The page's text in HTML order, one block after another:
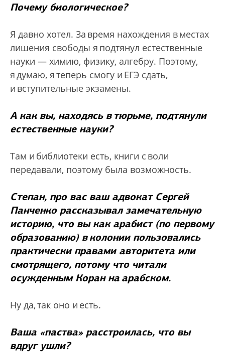
Почему биологическое?
Я давно хотел. За время нахождения в местах
лишения свободы я подтянул естественные
науки — химию, физику, алгебру. Поэтому,
я думаю, я теперь смогу и ЕГЭ сдать,
и вступительные экзамены.
А как вы, находясь в тюрьме, подтянули
естественные науки?
Там и библиотеки есть, книги с воли
передавали, поэтому была возможность.
Степан, про вас ваш адвокат Сергей
Панченко рассказывал замечательную
историю, что вы как арабист (по первому
образованию) в колонии пользовались
практически правами авторитета или
смотрящего, потому что читали
осужденным Коран на арабском.
Ну да, так оно и есть.
Ваша «паства» расстроилась, что вы
вдруг ушли?